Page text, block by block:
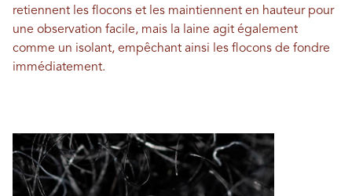
retiennent les flocons et les maintiennent en hauteur pour
une observation facile, mais la laine agit également
comme un isolant, empêchant ainsi les flocons de fondre
immédiatement.